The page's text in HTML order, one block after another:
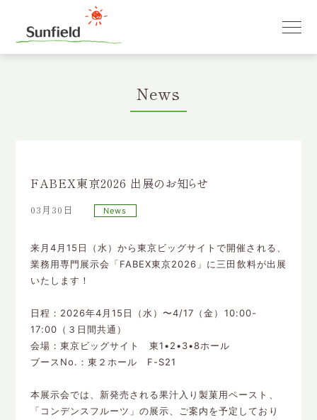
News
FABEX東京2026 出展のお知らせ
03月30日 News
来月4月15日（水）から東京ビッグサイトで開催される、
業務用専門展示会「FABEX東京2026」に三田飲料が出展
いたします！
日程：2026年4月15日（水）〜4/17（金）10:00-
17:00（３日間共通）
会場：東京ビッグサイト 東1•2•3•8ホール
ブースNo.：東２ホール F-S21
本展示会では、新発売される果汁入り製菓用ペースト、
「コンデンスフルーツ」の展示、ご案内を予定しており